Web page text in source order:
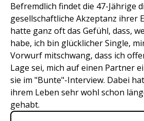
Befremdlich findet die 47-Jährige
gesellschaftliche Akzeptanz ihrer
hatte ganz oft das Gefühl, dass,
habe, ich bin glücklicher Single,
Vorwurf mitschwang, dass ich
Lage sei, mich auf einen Partner
sie im "Bunte"-Interview. Dabei
ihrem Leben sehr wohl schon
gehabt.